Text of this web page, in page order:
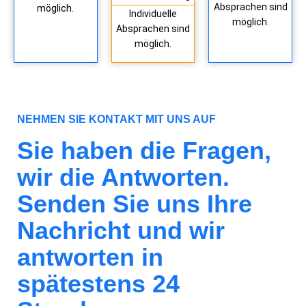
möglich.
Individuelle
Absprachen sind
möglich.
Absprachen sind
möglich.
NEHMEN SIE KONTAKT MIT UNS AUF
Sie haben die Fragen,
wir die Antworten.
Senden Sie uns Ihre
Nachricht und wir
antworten in
spätestens 24